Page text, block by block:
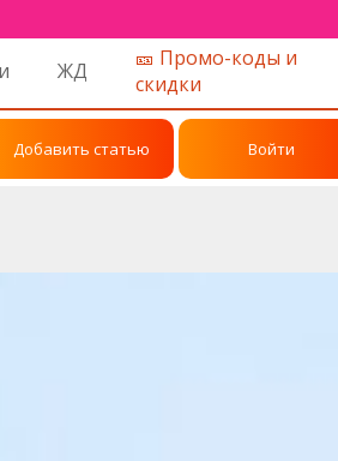
ЖД
🎫 Промо-коды и
скидки
Добавить статью Войти